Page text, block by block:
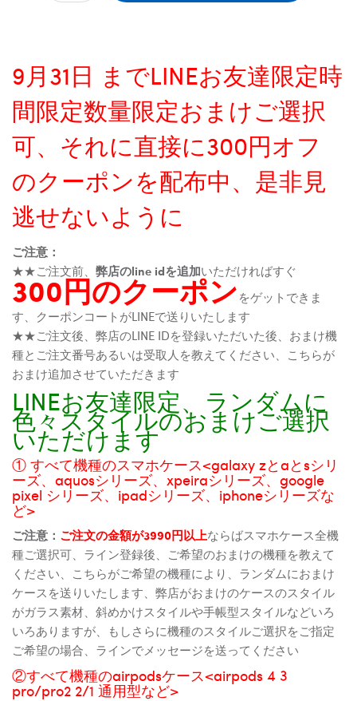
9月31日 までLINEお友達限定時
間限定数量限定おまけご選択
可、それに直接に300円オフ
のクーポンを配布中、是非見
逃せないように
ご注意：
★★ご注文前、 弊店のline idを追加いただければすぐ
300円のクーポンをゲットできま
す、クーポンコートがLINEで送りいたします
★★ご注文後、弊店のLINE IDを登録いただいた後、おまけ機
種とご注文番号あるいは受取人を教えてください、こちらが
おまけ追加させていただきます
LINEお友達限定、ランダムに
色々スタイルのおまけご選択
いただけます
① すべて機種のスマホケース<galaxy zとaとsシリ
ーズ、aquosシリーズ、xpeiraシリーズ、google
pixel シリーズ、ipadシリーズ、iphoneシリーズな
ど>
ご注意： ご注文の金額が3990円以上ならばスマホケース全機
種ご選択可、ライン登録後、ご希望のおまけの機種を教えて
ください、こちらがご希望の機種により、ランダムにおまけ
ケースを送りいたします、弊店がおまけのケースのスタイル
がガラス素材、斜めかけスタイルや手帳型スタイルなどいろ
いろありますが、もしさらに機種のスタイルご選択をご指定
ご希望の場合、ラインでメッセージを送ってください
②すべて機種のairpodsケース<airpods 4 3
pro/pro2 2/1 通用型など>